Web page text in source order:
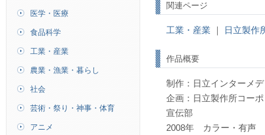
関連ページ
工業・産業 日立製作
作品概要
制作：日立インターメ
企画：日立製作所コー
宣伝部
2008年 カラー・有声
医学・医療
食品科学
工業・産業
農業・漁業・暮らし
社会
芸術・祭り・神事・体育
アニメ